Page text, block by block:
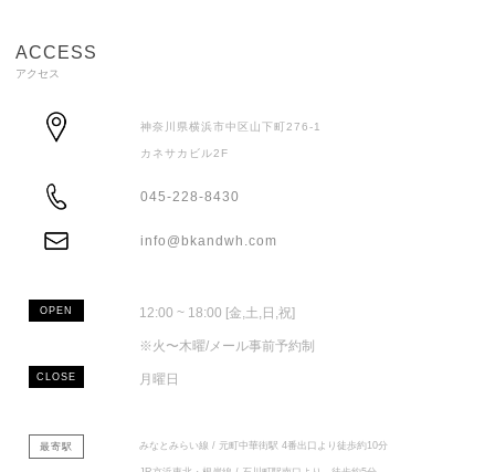
ACCESS
アクセス
神奈川県横浜市中区山下町276-1
カネサカビル2F
TEL
045-228-8430
info@bkandwh.com
OPEN 12:00 ~ 18:00 [金,土,日,祝]
※火〜木曜/メール事前予約制
CLOSE 月曜日
最寄駅 みなとみらい線 / 元町中華街駅 4番出口より徒歩約10分